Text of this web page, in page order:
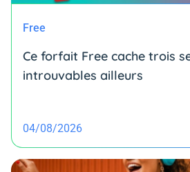
Free
Ce forfait Free cache trois
introuvables ailleurs
04/08/2026